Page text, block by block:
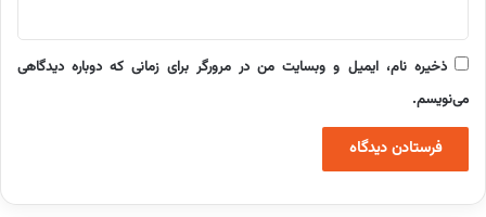
ذخیره نام، ایمیل و وبسایت من در مرورگر برای زمانی که دوباره دیدگاهی
می‌نویسم.